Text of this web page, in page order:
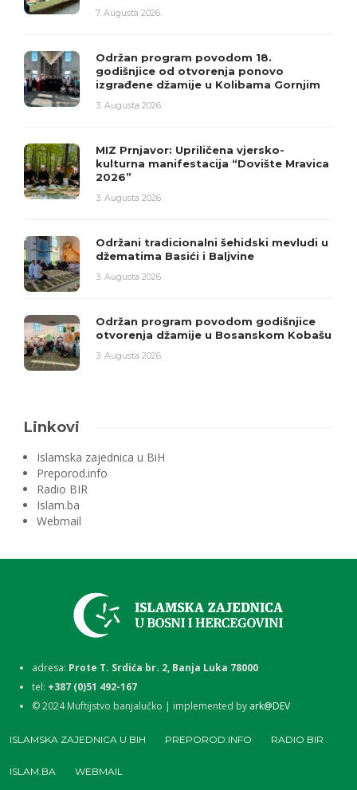
7. Augusta 2026.
Održan program povodom 18.
godišnjice od otvorenja ponovo
izgrađene džamije u Kolibama Gornjim
3. Augusta 2026.
MIZ Prnjavor: Upriličena vjersko-
kulturna manifestacija “Dovište Mravica
2026”
3. Augusta 2026.
Održani tradicionalni šehidski mevludi u
džematima Basići i Baljvine
3. Augusta 2026.
Održan program povodom godišnjice
otvorenja džamije u Bosanskom Kobašu
3. Augusta 2026.
Linkovi
Islamska zajednica u BiH
Preporod.info
Radio BIR
Islam.ba
Webmail
adresa: Prote T. Srdića br. 2, Banja Luka 78000
tel: +387 (0)51 492-167
©2024Muftijstvo banjalučko | implemented by ark@DEV
ISLAMSKA ZAJEDNICA U BIH PREPOROD.INFO RADIO BIR
ISLAM.BA WEBMAIL